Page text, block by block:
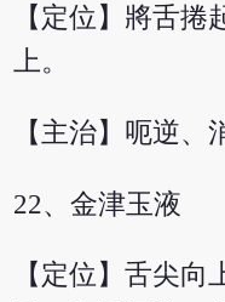
【定位】將舌
上。
【主治】呃逆、
22、金津玉液
【定位】舌尖